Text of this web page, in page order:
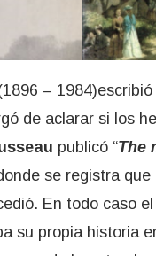
–
de aclarar si los
publicó “The
se registra
En todo caso
su propia historia